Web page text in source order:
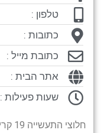
טלפון :
כתובות :
כתובת מייל :
אתר הבית :
שעות פעילות :
חלוצי התעשייה 19 קרית חיים 04-8491513